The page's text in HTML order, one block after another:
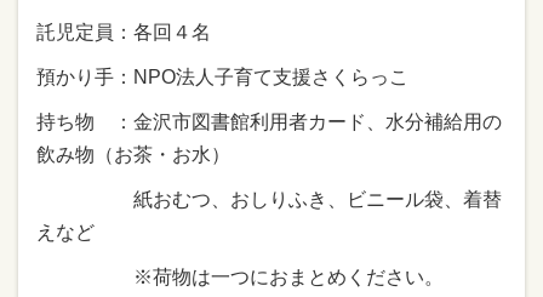
託児定員：各回４名
預かり手：NPO法人子育て支援さくらっこ
持ち物 ：金沢市図書館利用者カード、水分補給用の
飲み物（お茶・お水）
紙おむつ、おしりふき、ビニール袋、着替
えなど
※荷物は一つにおまとめください。